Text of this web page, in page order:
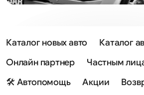
Каталог новых авто
Каталог
Онлайн партнер
Частным
🛠 Автопомощь
Акции